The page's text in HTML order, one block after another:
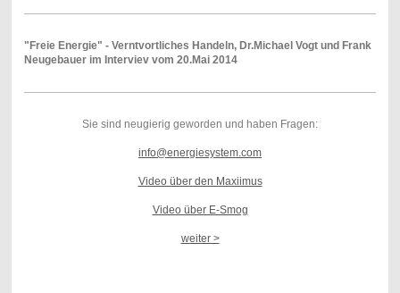
"Freie Energie" - Verntvortliches Handeln, Dr.Michael Vogt und Frank
Neugebauer im Interviev vom 20.Mai 2014
Sie sind neugierig geworden und haben Fragen:
info@energiesystem.com
Video über den Maxiimus
Video über E-Smog
weiter >